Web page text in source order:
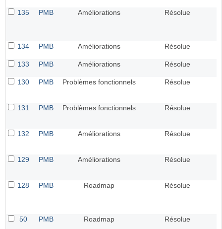
135 PMB Améliorations Résolue
134 PMB Améliorations Résolue
133 PMB Améliorations Résolue
130 PMB Problèmes fonctionnels Résolue
131 PMB Problèmes fonctionnels Résolue
132 PMB Améliorations Résolue
129 PMB Améliorations Résolue
128 PMB Roadmap Résolue
50 PMB Roadmap Résolue